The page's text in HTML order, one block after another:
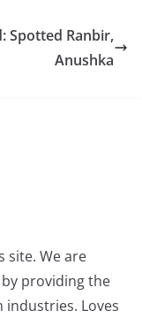
Spotted Ranbir,
Anushka
site. We are
providing the
industries. Loves